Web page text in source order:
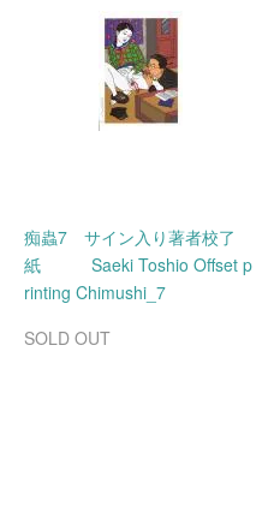
痴蟲7 サイン入り著者校了
紙 Saeki Toshio Offset p
rinting Chimushi_7
SOLD OUT